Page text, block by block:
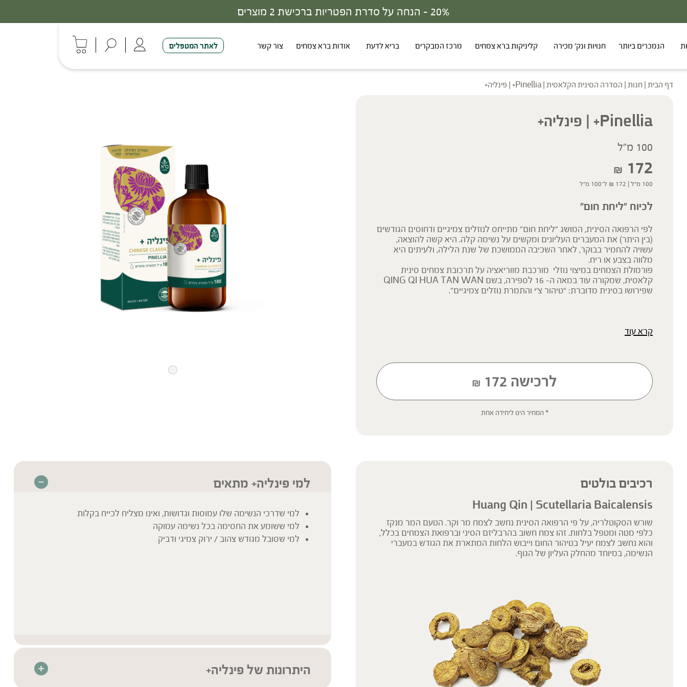
30% - הנחה על סדרת הפטריות ברכישת 3 מוצרים
הנמכרים ביותר חנויות ונק' מכירה קליניקות ברא צמחים מרכז המבקרים בריא לדעת אודות ברא צמחים צור קשר לאתר המטפלים
דף הבית | חנות | הסדרה הסינית הקלאסית |Pinellia+ | פינליה+
Pinellia+ | פינליה+
100 מ"ל
₪ 172
100 מ"ל | ₪ 172 ל־100 מ"ל
לכיוח "ליחת חום"
לפי הרפואה הסינית, המושג "ליחת חום" מתייחס לנוזלים צמיגיים ודחוסים הגודשים
(בין היתר) את המעברים העליונים ומקשים על נשימה קלה. היא קשה להוצאה,
עשויה להחמיר בבוקר, לאחר השכיבה הממושכת של שנת הלילה, ולעיתים היא
מלווה בצבע או ריח.
פורמולת הצמחים במיצוי נוזלי מורכבת מווריאציה על תרכובת צמחים סינית
קלאסית, שמקורה עוד במאה ה- 16 לספירה, בשם QING QI HUA TAN WAN
שפירושו בסינית מדוברת: “טיהור צ’י והתמרת נוזלים צמיגיים”.
* תוסף תזונה
שינוי או הורדה של תרופה כלשהי, ואין בו תחליף לייעוץ רפואי פרטני או אחר. נשים בהיריון, נשים מניקות,
ילדים, אנשים החולים במחלות כרוניות והנוטלים תרופות מרשם – יש להיוועץ ברופא לפני השימוש. המונח
'צמחי מרפא' מתייחס להגדרה המקובלת ברפואת הצמחים המסורתית.
קרא עוד
לרכישה ₪ 172
* המחיר הינו ליחידה אחת
רכיבים בולטים
Huang Qin | Scutellaria Baicalensis
שורש הסקוטלריה, על פי הרפואה הסינית נחשב לצמח מר וקר. הטעם המר מנקז
כלפי מטה ומטפל בלחות. זהו צמח חשוב בהרבליזם הסיני וברפואת הצמחים בכלל,
והוא נחשב לצמח יעיל בטיהור החום וייבוש הלחות המתארת את הגודש במעברי
הנשימה, במיוחד מהחלק העליון של הגוף.
למי פינליה+ מתאים
למי שדרכי הנשימה שלו עמוסות וגדושות, ואינו מצליח לכייח בקלות
למי ששומע את החסימה בכל נשימה עמוקה
למי שסובל מגודש צהוב / ירוק צמיגי ודביק
היתרונות של פינליה+